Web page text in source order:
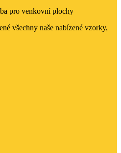
všechny naše nabízené vzorky,